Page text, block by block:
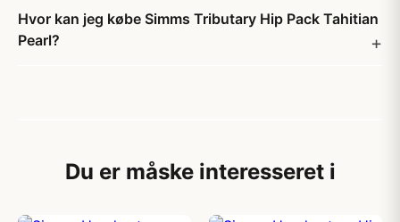
Hvor kan jeg købe Simms Tributary Hip Pack Tahitian
Pearl?
Du er måske interesseret i